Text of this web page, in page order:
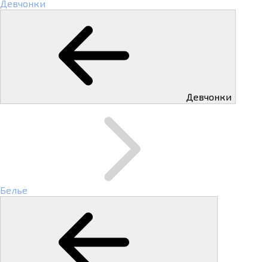
Девчонки
Девчонки
Белье